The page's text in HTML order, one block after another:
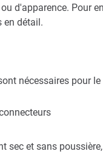
d'apparence. Pour
en détail.
nécessaires pour
sec et sans